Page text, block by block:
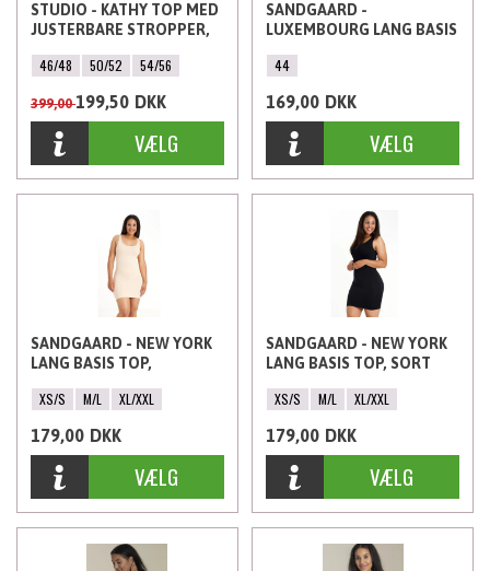
STUDIO - KATHY TOP MED
JUSTERBARE STROPPER,
46/48 50/52 54/56
399,00199,50 DKK
SANDGAARD -
LUXEMBOURG LANG BASIS
44
169,00 DKK
SANDGAARD - NEW YORK
LANG BASIS TOP,
XS/S M/L XL/XXL
179,00 DKK
SANDGAARD - NEW YORK
LANG BASIS TOP, SORT
XS/S M/L XL/XXL
179,00 DKK